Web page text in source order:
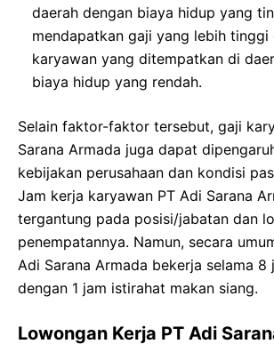
daerah dengan biaya hidup yang
mendapatkan gaji yang lebih tinggi
karyawan yang ditempatkan di
biaya hidup yang rendah.
Selain faktor-faktor tersebut, gaji
Sarana Armada juga dapat
kebijakan perusahaan dan kondisi
Jam kerja karyawan PT Adi Sarana
tergantung pada posisi/jabatan dan
penempatannya. Namun, secara
Adi Sarana Armada bekerja selama 8
dengan 1 jam istirahat makan siang.
Lowongan Kerja PT Adi